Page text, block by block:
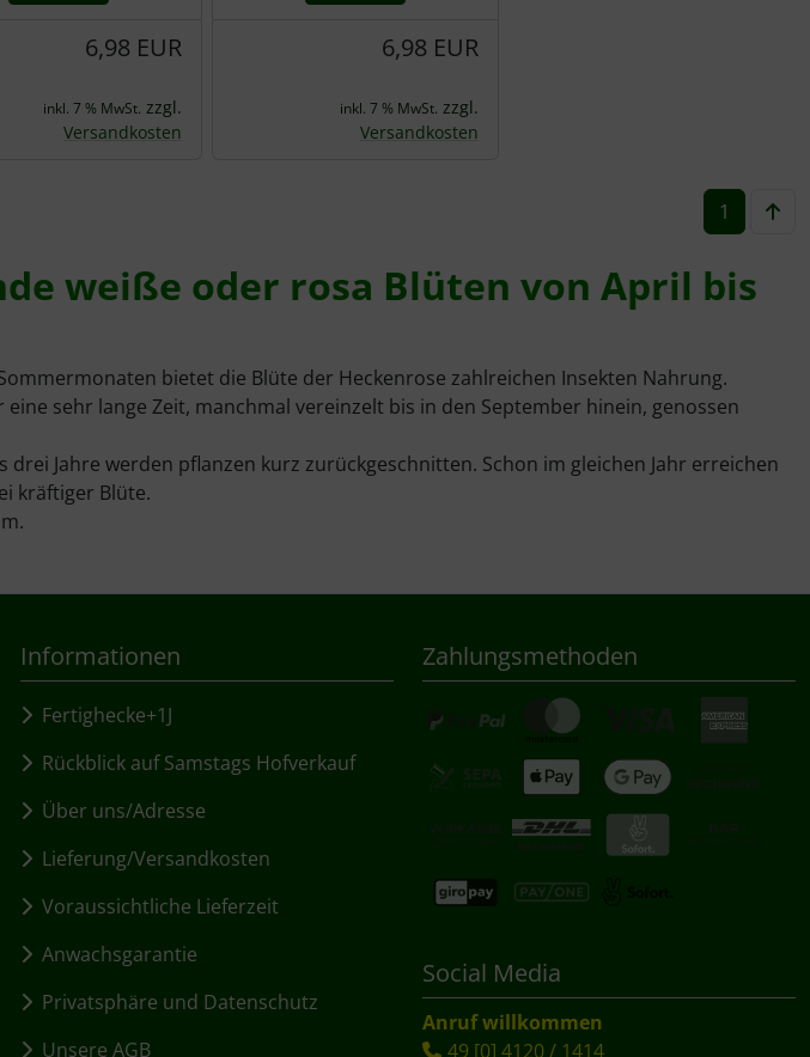
6,98 EUR
inkl. 7 % MwSt. zzgl.
Versandkosten
6,98 EUR
inkl. 7 % MwSt. zzgl.
Versandkosten
1
weiße oder rosa Blüten von April bis
bietet die Blüte der Heckenrose zahlreichen Insekten Nahrung.
sehr lange Zeit, manchmal vereinzelt bis in den September hinein, genossen
drei Jahre werden pflanzen kurz zurückgeschnitten. Schon im gleichen Jahr erreichen
kräftiger Blüte.
Informationen
Fertighecke+1J
Rückblick auf Samstags Hofverkauf
Über uns/Adresse
Lieferung/Versandkosten
Voraussichtliche Lieferzeit
Anwachsgarantie
Privatsphäre und Datenschutz
Unsere AGB
Zahlungsmethoden
Social Media
Anruf willkommen
49 [0] 4120 / 1414